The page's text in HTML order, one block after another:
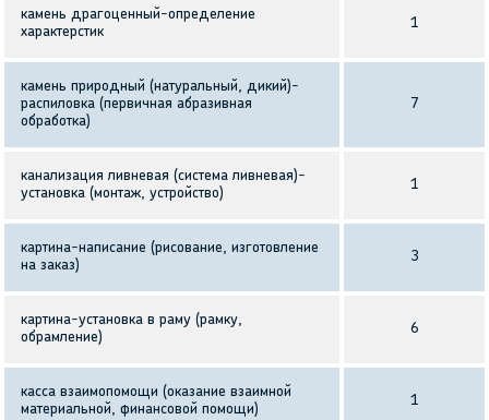
камень драгоценный-определение
характерстик
1
камень природный (натуральный, дикий)-
распиловка (первичная абразивная
обработка)
7
канализация ливневая (система ливневая)-
установка (монтаж, устройство)
1
картина-написание (рисование, изготовление
на заказ)
3
картина-установка в раму (рамку,
обрамление)
6
касса взаимопомощи (оказание взаимной
материальной, финансовой помощи)
1